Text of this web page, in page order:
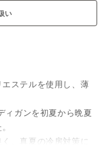
い
ステルを使用し、薄
ィガンを初夏から晩夏
、真夏の冷房対策に